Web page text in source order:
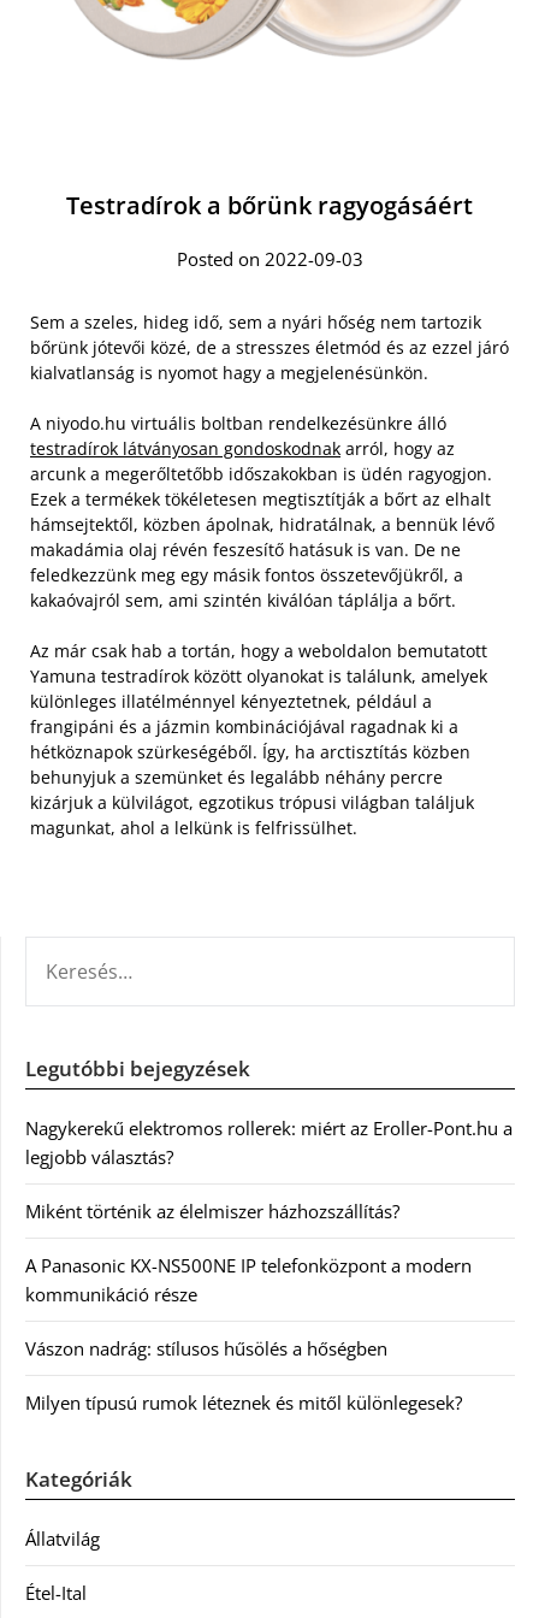
Testradírok a bőrünk ragyogásáért
Posted on 2022-09-03
Sem a szeles, hideg idő, sem a nyári hőség nem tartozik
bőrünk jótevői közé, de a stresszes életmód és az ezzel járó
kialvatlanság is nyomot hagy a megjelenésünkön.
A niyodo.hu virtuális boltban rendelkezésünkre álló
testradírok látványosan gondoskodnak arról, hogy az
arcunk a megerőltetőbb időszakokban is üdén ragyogjon.
Ezek a termékek tökéletesen megtisztítják a bőrt az elhalt
hámsejtektől, közben ápolnak, hidratálnak, a bennük lévő
makadámia olaj révén feszesítő hatásuk is van. De ne
feledkezzünk meg egy másik fontos összetevőjükről, a
kakaóvajról sem, ami szintén kiválóan táplálja a bőrt.
Az már csak hab a tortán, hogy a weboldalon bemutatott
Yamuna testradírok között olyanokat is találunk, amelyek
különleges illatélménnyel kényeztetnek, például a
frangipáni és a jázmin kombinációjával ragadnak ki a
hétköznapok szürkeségéből. Így, ha arctisztítás közben
behunyjuk a szemünket és legalább néhány percre
kizárjuk a külvilágot, egzotikus trópusi világban találjuk
magunkat, ahol a lelkünk is felfrissülhet.
Legutóbbi bejegyzések
Nagykerekű elektromos rollerek: miért az Eroller-Pont.hu a
legjobb választás?
Miként történik az élelmiszer házhozszállítás?
A Panasonic KX-NS500NE IP telefonközpont a modern
kommunikáció része
Vászon nadrág: stílusos hűsölés a hőségben
Milyen típusú rumok léteznek és mitől különlegesek?
Kategóriák
Állatvilág
Étel-Ital